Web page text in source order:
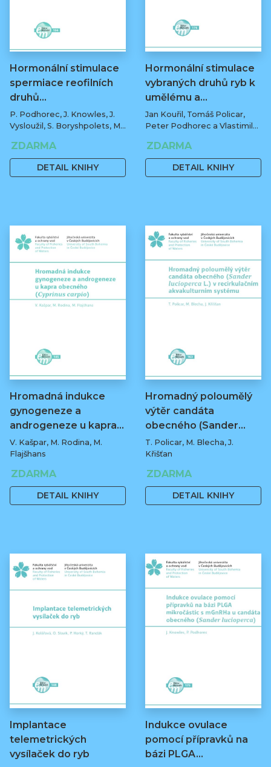
Hormonální stimulace
spermiace reofilních
druhů…
P. Podhorec, J. Knowles, J.
Vysloužil, S. Boryshpolets, M.
ZDARMA
DETAIL KNIHY
Hormonální stimulace
vybraných druhů ryb k
umělému a…
Jan Kouřil, Tomáš Policar,
Peter Podhorec a Vlastimil
ZDARMA
DETAIL KNIHY
Hromadná indukce
gynogeneze a
androgeneze u kapra…
V. Kašpar, M. Rodina, M.
Flajšhans
ZDARMA
DETAIL KNIHY
Hromadný poloumělý
výtěr candáta
obecného (Sander…
T. Policar, M. Blecha, J.
Křišťan
ZDARMA
DETAIL KNIHY
Implantace
telemetrických
vysílaček do ryb
Indukce ovulace
pomocí přípravků na
bázi PLGA…